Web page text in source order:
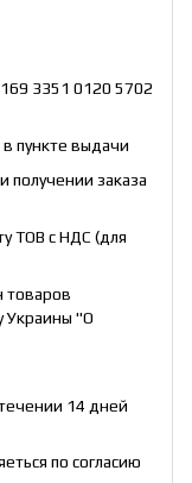
3351 0120 5702
пункте выдачи
получении заказа
ТОВ с НДС (для
товаров
Украины "О
14 дней
по согласию